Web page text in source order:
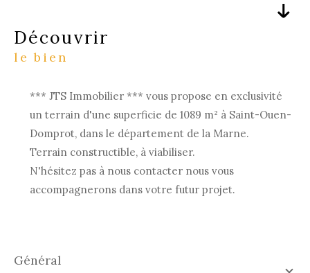
découvrir
le bien
*** JTS Immobilier *** vous propose en exclusivité
un terrain d'une superficie de 1089 m² à Saint-Ouen-
Domprot, dans le département de la Marne.
Terrain constructible, à viabiliser.
N'hésitez pas à nous contacter nous vous
accompagnerons dans votre futur projet.
général